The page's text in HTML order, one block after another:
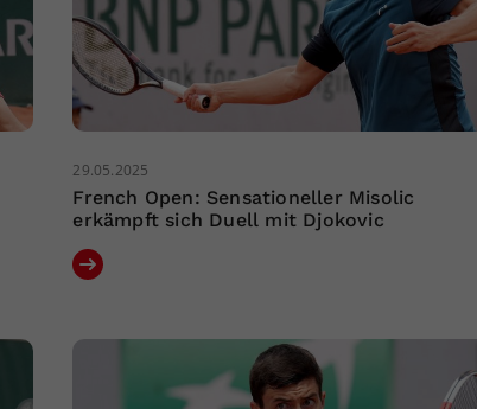
29.05.2025
French Open: Sensationeller Misolic
erkämpft sich Duell mit Djokovic